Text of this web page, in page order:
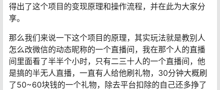
得出了这个项目的变现原理和操作流程，并在此为大家分
享。
那么我们来说一下这个项目的原理，其实玩法就是教别人
怎么改微信的动态昵称的一个直播间，我在那个人的直播
间里面看了半半个小时，只有二三十人的一个直播间，他
是搞的半无人直播，一直有人给他刷礼物，30分钟大概刷
了50~60块钱的一个礼物，除去平台扣除的自己还多挣了